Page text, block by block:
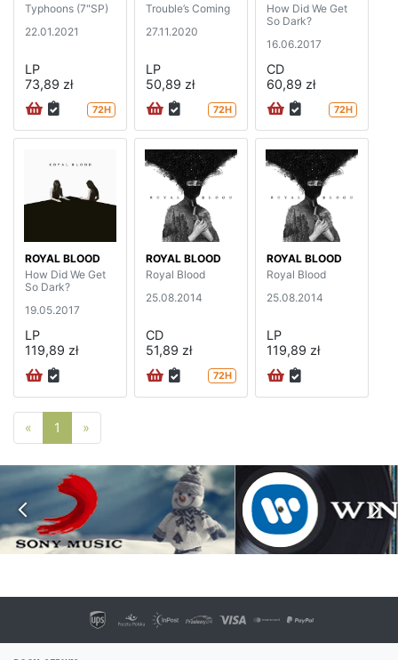
Typhoons (7"SP)
22.01.2021
LP
73,89 zł
72H
Trouble’s Coming
27.11.2020
LP
50,89 zł
72H
How Did We Get
So Dark?
16.06.2017
CD
60,89 zł
72H
ROYAL BLOOD
How Did We Get
So Dark?
19.05.2017
LP
119,89 zł
ROYAL BLOOD
Royal Blood
25.08.2014
CD
51,89 zł
72H
ROYAL BLOOD
Royal Blood
25.08.2014
LP
119,89 zł
« Poprzednia strona
1 »